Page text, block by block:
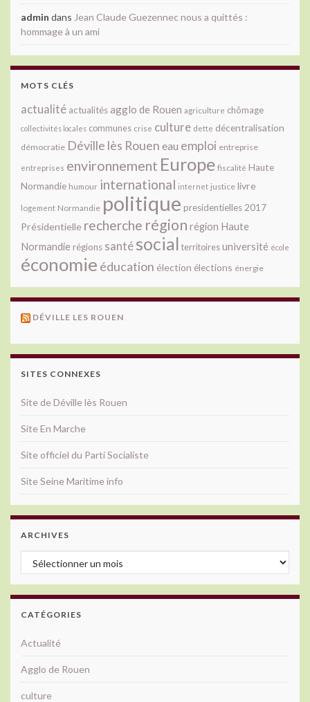
admin dans Jean Claude Guezennec nous a quittés :
hommage à un ami
MOTS CLÉS
actualité actualitésagglo de Rouen agriculture chômage
collectivités locales communes crise culture dette décentralisation
démocratie Déville lès Rouen eau emploi entreprise
entreprises environnement Europe fiscalité Haute
Normandie humour international internet justice livre
logement Normandie politique presidentielles 2017
Présidentielle recherche région région Haute
Normandie régions santésocial territoiresuniversité école
économie éducation élection élections énergie
DÉVILLE LES ROUEN
SITES CONNEXES
Site de Déville lès Rouen
Site En Marche
Site officiel du Parti Socialiste
Site Seine Maritime info
ARCHIVES
Archives
CATÉGORIES
Actualité
Agglo de Rouen
culture